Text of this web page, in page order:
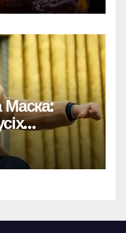
Маска: